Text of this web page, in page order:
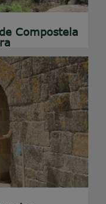
Compostela